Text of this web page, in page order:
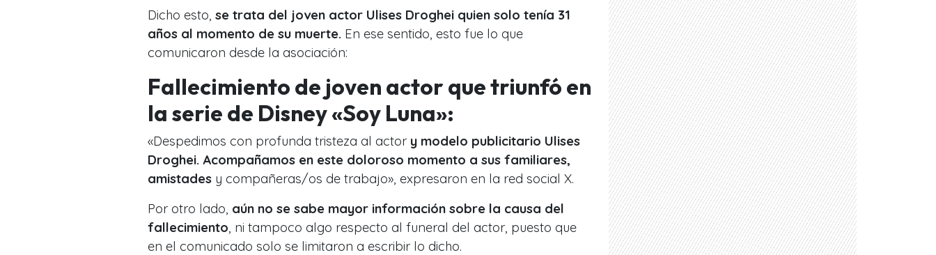
Dicho esto, se trata del joven actor Ulises Droghei quien solo tenía 31
años al momento de su muerte. En ese sentido, esto fue lo que
comunicaron desde la asociación:
Fallecimiento de joven actor que triunfó en
la serie de Disney «Soy Luna»:
«Despedimos con profunda tristeza al actor y modelo publicitario Ulises
Droghei. Acompañamos en este doloroso momento a sus familiares,
amistades y compañeras/os de trabajo», expresaron en la red social X.
Por otro lado, aún no se sabe mayor información sobre la causa del
fallecimiento , ni tampoco algo respecto al funeral del actor, puesto que
en el comunicado solo se limitaron a escribir lo dicho.